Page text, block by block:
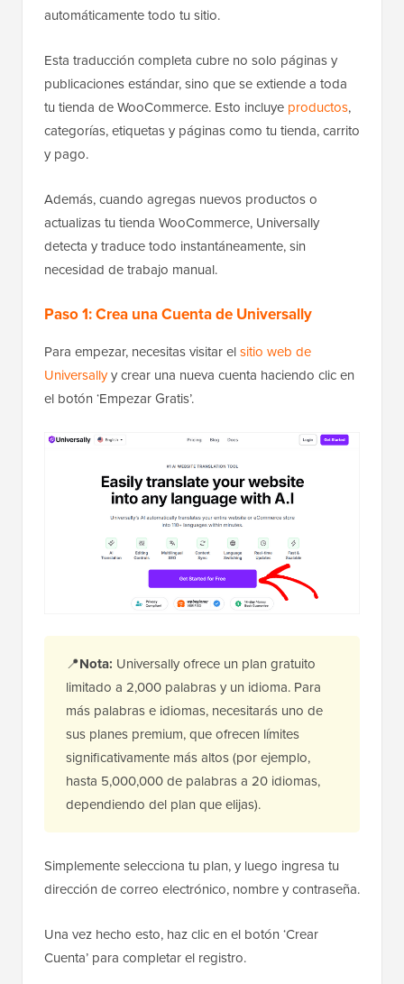
automáticamente todo tu sitio.
Esta traducción completa cubre no solo páginas y
publicaciones estándar, sino que se extiende a toda
tu tienda de WooCommerce. Esto incluye productos,
categorías, etiquetas y páginas como tu tienda, carrito
y pago.
Además, cuando agregas nuevos productos o
actualizas tu tienda WooCommerce, Universally
detecta y traduce todo instantáneamente, sin
necesidad de trabajo manual.
Paso 1: Crea una Cuenta de Universally
Para empezar, necesitas visitar elsitio web de
Universallyy crear una nueva cuenta haciendo clic en
el botón ‘Empezar Gratis’.
📍Nota: Universally ofrece un plan gratuito
limitado a 2,000 palabras y un idioma. Para
más palabras e idiomas, necesitarás uno de
sus planes premium, que ofrecen límites
significativamente más altos (por ejemplo,
hasta 5,000,000 de palabras a 20 idiomas,
dependiendo del plan que elijas).
Simplemente selecciona tu plan, y luego ingresa tu
dirección de correo electrónico, nombre y contraseña.
Una vez hecho esto, haz clic en el botón ‘Crear
Cuenta’ para completar el registro.